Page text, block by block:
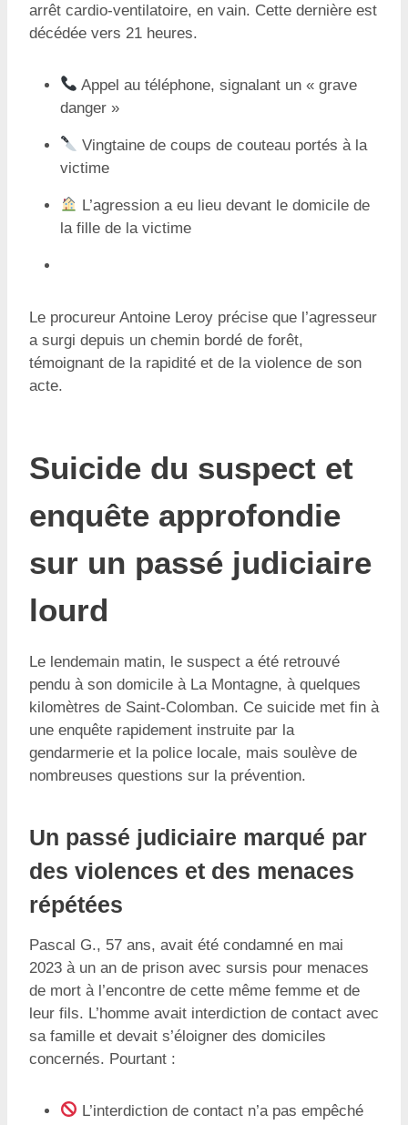
arrêt cardio-ventilatoire, en vain. Cette dernière est
décédée vers 21 heures.
Appel au téléphone, signalant un « grave
danger »
Vingtaine de coups de couteau portés à la
victime
L’agression a eu lieu devant le domicile de
la fille de la victime
Le procureur Antoine Leroy précise que l’agresseur
a surgi depuis un chemin bordé de forêt,
témoignant de la rapidité et de la violence de son
acte.
Suicide du suspect et
enquête approfondie
sur un passé judiciaire
lourd
Le lendemain matin, le suspect a été retrouvé
pendu à son domicile à La Montagne, à quelques
kilomètres de Saint-Colomban. Ce suicide met fin à
une enquête rapidement instruite par la
gendarmerie et la police locale, mais soulève de
nombreuses questions sur la prévention.
Un passé judiciaire marqué par
des violences et des menaces
répétées
Pascal G., 57 ans, avait été condamné en mai
2023 à un an de prison avec sursis pour menaces
de mort à l’encontre de cette même femme et de
leur fils. L’homme avait interdiction de contact avec
sa famille et devait s’éloigner des domiciles
concernés. Pourtant :
L’interdiction de contact n’a pas empêché